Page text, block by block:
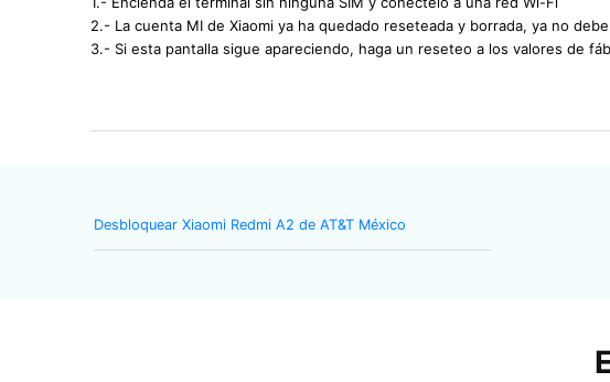
2.- La cuenta MI de Xiaomi ya ha quedado reseteada y borrada, ya no
3.- Si esta pantalla sigue apareciendo, haga un reseteo a los valores de
Desbloquear Xiaomi Redmi A2 de AT&T México